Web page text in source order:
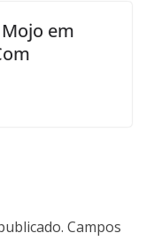
em
Campos